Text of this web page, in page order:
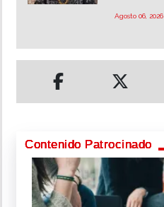
Agosto 06, 2026
Contenido Patrocinado